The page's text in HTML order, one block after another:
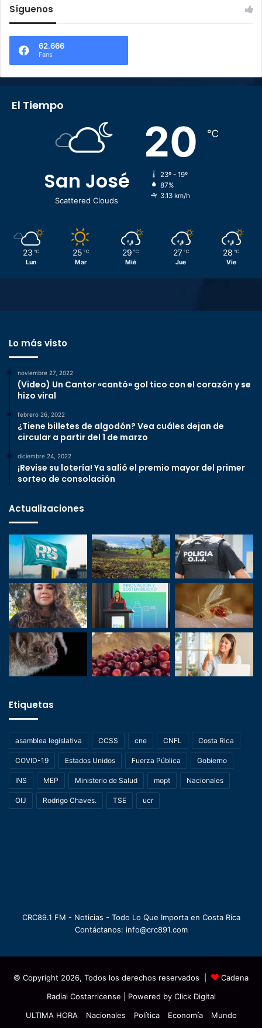
Síguenos
62.666
Fans
El Tiempo
San José
Scattered Clouds
20 ℃
23º - 19º
87%
3.13 km/h
23 ℃
Lun
25 ℃
Mar
29 ℃
Mié
27 ℃
Jue
28 ℃
Vie
Lo más visto
noviembre 27, 2022
(Video) Un Cantor «cantó» gol tico con el corazón y se
hizo viral
febrero 26, 2022
¿Tiene billetes de algodón? Vea cuáles dejan de
circular a partir del 1 de marzo
diciembre 24, 2022
¡Revise su lotería! Ya salió el premio mayor del primer
sorteo de consolación
Actualizaciones
Etiquetas
asamblea legislativa CCSS cne CNFL Costa Rica
COVID-19 Estados Unidos Fuerza Pública Gobierno
INS MEP Ministerio de Salud mopt Nacionales
OIJ Rodrigo Chaves. TSE ucr
CRC89.1 FM - Noticias - Todo Lo Que Importa en Costa Rica
Contáctanos: info@crc891.com
© Copyright 2026, Todos los derechos reservados |
Cadena
Radial Costarricense | Powered by Click Digital
ULTIMA HORA
Nacionales Política Economía Mundo